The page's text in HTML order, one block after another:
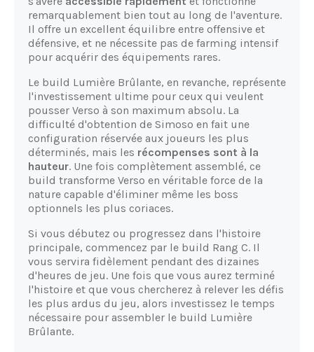
remarquablement bien tout au long de l'aventure.
Il offre un excellent équilibre entre offensive et
défensive, et ne nécessite pas de farming intensif
pour acquérir des équipements rares.
Le build Lumière Brûlante, en revanche, représente
l'investissement ultime pour ceux qui veulent
pousser Verso à son maximum absolu. La
difficulté d'obtention de Simoso en fait une
configuration réservée aux joueurs les plus
déterminés, mais les récompenses sont à la
hauteur. Une fois complètement assemblé, ce
build transforme Verso en véritable force de la
nature capable d'éliminer même les boss
optionnels les plus coriaces.
Si vous débutez ou progressez dans l'histoire
principale, commencez par le build Rang C. Il
vous servira fidèlement pendant des dizaines
d'heures de jeu. Une fois que vous aurez terminé
l'histoire et que vous chercherez à relever les défis
les plus ardus du jeu, alors investissez le temps
nécessaire pour assembler le build Lumière
Brûlante.